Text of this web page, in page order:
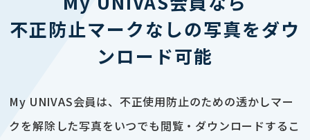
不正防止マークなしの写真をダウ
ンロード可能
My UNIVAS会員は、不正使用防止のための透かしマー
クを解除した写真をいつでも閲覧・ダウンロードするこ